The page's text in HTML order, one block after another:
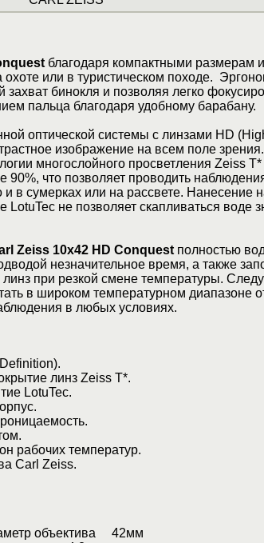
благодаря компактными размерам
охоте или в туристическом походе.
бинокля и позволяя легко
пальца благодаря удобному барабану.
оптической системы с линзами HD
изображение на всем поле
многослойного просветления Zeiss
90%, что позволяет проводить
в сумерках или на рассвете. Нанесение
LotuTec не позволяет скапливаться воде
Zeiss 10x42 HD Conquestполностью
незначительное время, а также
при резкой смене температуры.
в широком температурном диапазоне
в любых условиях.
линз Zeiss T*.
LotuTec.
рабочих температур.
Carl Zeiss.
объектива 42мм